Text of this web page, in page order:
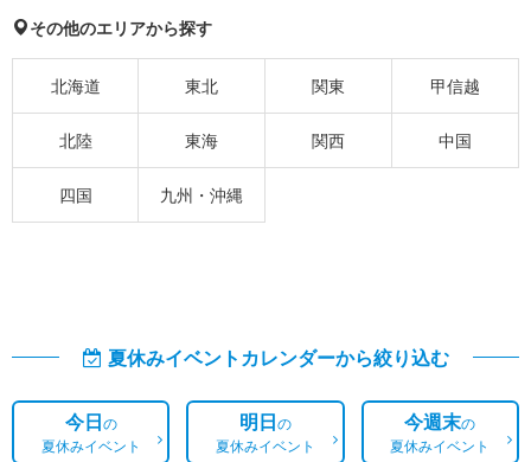
その他のエリアから探す
北海道 東北 関東 甲信越
北陸 東海 関西 中国
四国 九州・沖縄
夏休みイベントカレンダーから絞り込む
今日の
夏休みイベント
明日の
夏休みイベント
今週末の
夏休みイベント